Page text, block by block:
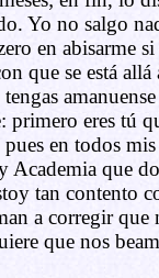
Yo no salgo
en abisarme
que se está
primero eres tú
en todos
Academia que
tan contento
a corregir que
que nos